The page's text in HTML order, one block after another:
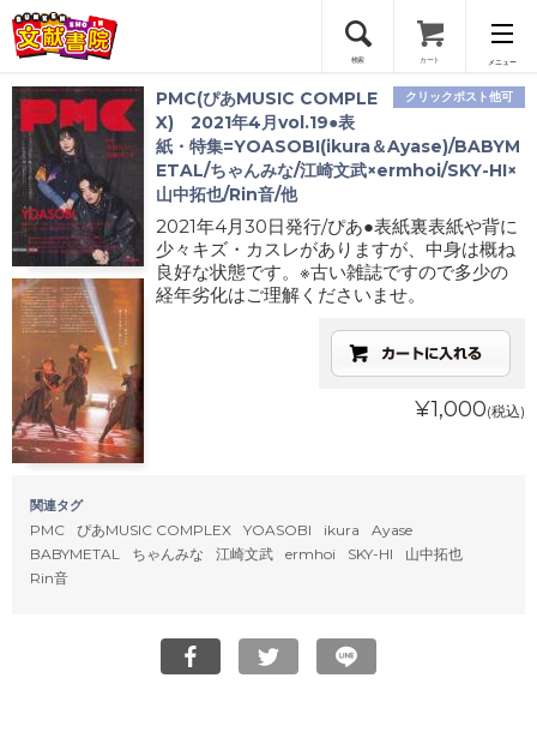
検索 カート メニュー
会員登録
ログイン
クリックポスト他可
PMC(ぴあMUSIC COMPLE
X) 2021年4月vol.19●表
紙・特集=YOASOBI(ikura＆Ayase)/BABYM
ETAL/ちゃんみな/江崎文武×ermhoi/SKY-HI×
山中拓也/Rin音/他
2021年4月30日発行/ぴあ●表紙裏表紙や背に
少々キズ・カスレがありますが、中身は概ね
良好な状態です。※古い雑誌ですので多少の
経年劣化はご理解くださいませ。
¥1,000(税込)
関連タグ
PMC ぴあMUSIC COMPLEX YOASOBI ikura
Ayase
BABYMETAL
ちゃんみな 江崎文武 ermhoi SKY-HI
山中拓也
Rin音